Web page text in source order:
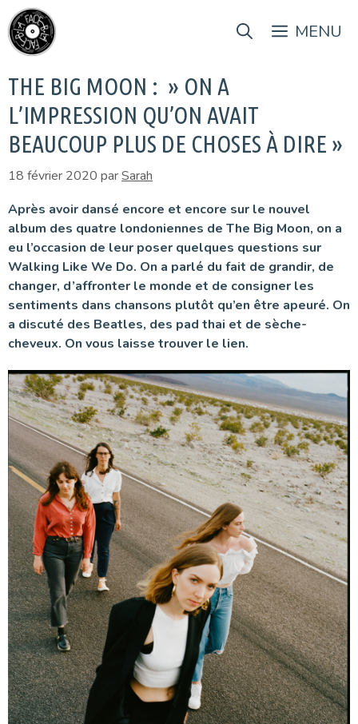
Aller
au
contenu
MENU
THE BIG MOON : » ON A
L’IMPRESSION QU’ON AVAIT
BEAUCOUP PLUS DE CHOSES À DIRE »
18 février 2020 parSarah
Après avoir dansé encore et encore sur le nouvel
album des quatre londoniennes de The Big Moon, on a
eu l’occasion de leur poser quelques questions sur
Walking Like We Do. On a parlé du fait de grandir, de
changer, d’affronter le monde et de consigner les
sentiments dans chansons plutôt qu’en être apeuré. On
a discuté des Beatles, des pad thai et de sèche-
cheveux. On vous laisse trouver le lien.